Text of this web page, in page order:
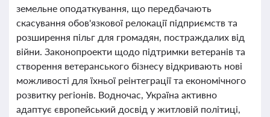
земельне оподаткування, що передбачають
скасування обов'язкової релокації підприємств та
розширення пільг для громадян, постраждалих від
війни. Законопроекти щодо підтримки ветеранів та
створення ветеранського бізнесу відкривають нові
можливості для їхньої реінтеграції та економічного
розвитку регіонів. Водночас, Україна активно
адаптує європейський досвід у житловій політиці,